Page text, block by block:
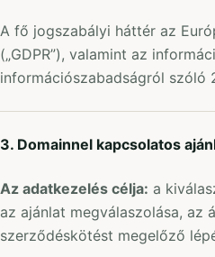
A fő jogszabályi háttér az
(„GDPR”), valamint az
információszabadságról szóló
3. Domainnel kapcsolatos
Az adatkezelés célja: a
az ajánlat megválaszolása, az
szerződéskötést megelőző